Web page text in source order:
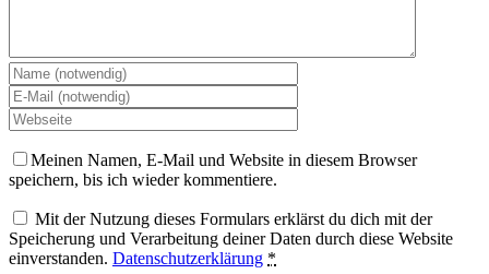
Meinen Namen, E-Mail und Website in diesem Browser
speichern, bis ich wieder kommentiere.
Mit der Nutzung dieses Formulars erklärst du dich mit der
Speicherung und Verarbeitung deiner Daten durch diese Website
einverstanden. Datenschutzerklärung *